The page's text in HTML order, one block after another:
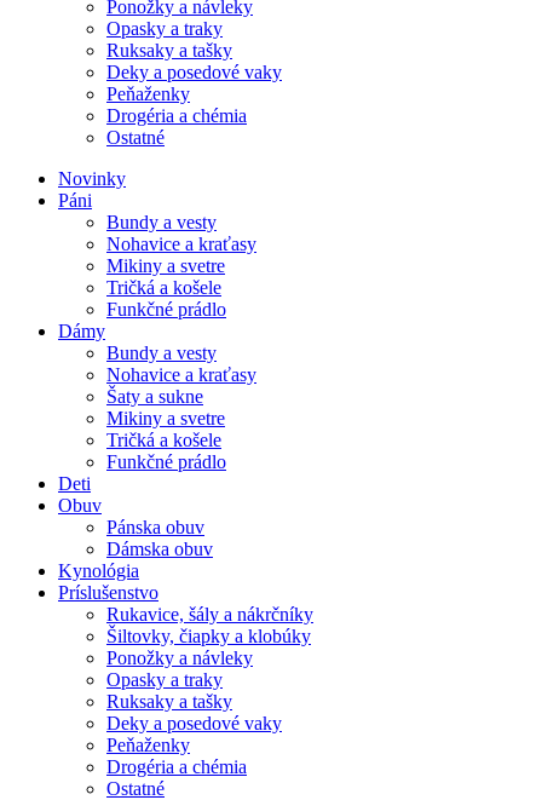
Ponožky a návleky
Opasky a traky
Ruksaky a tašky
Deky a posedové vaky
Peňaženky
Drogéria a chémia
Ostatné
Novinky
Páni
Bundy a vesty
Nohavice a kraťasy
Mikiny a svetre
Tričká a košele
Funkčné prádlo
Dámy
Bundy a vesty
Nohavice a kraťasy
Šaty a sukne
Mikiny a svetre
Tričká a košele
Funkčné prádlo
Deti
Obuv
Pánska obuv
Dámska obuv
Kynológia
Príslušenstvo
Rukavice, šály a nákrčníky
Šiltovky, čiapky a klobúky
Ponožky a návleky
Opasky a traky
Ruksaky a tašky
Deky a posedové vaky
Peňaženky
Drogéria a chémia
Ostatné